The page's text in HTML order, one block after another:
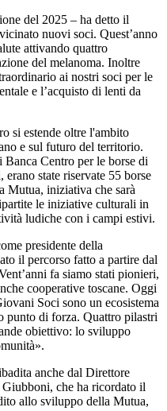
del 2025 – ha detto il
nuovi soci. Quest’anno
attivando quattro
del melanoma. Inoltre
ai nostri soci per le
e l’acquisto di lenti da
si estende oltre l'ambito
e sul futuro del territorio.
Centro per le borse di
state riservate 55 borse
Mutua, iniziativa che sarà
le iniziative culturali in
ludiche con i campi estivi.
presidente della
il percorso fatto a partire dal
fa siamo stati pionieri,
cooperative toscane. Oggi
Soci sono un ecosistema
punto di forza. Quattro pilastri
obiettivo: lo sviluppo
anche dal Direttore
che ha ricordato il
allo sviluppo della Mutua,